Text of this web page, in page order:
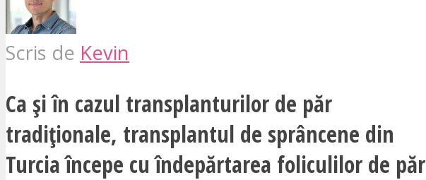
Scris de Kevin
Ca și în cazul transplanturilor de păr
tradiționale, transplantul de sprâncene din
Turcia începe cu îndepărtarea foliculilor de păr